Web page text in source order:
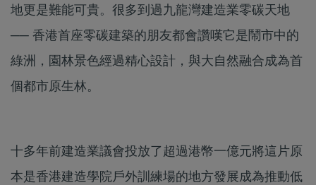
地更是難能可貴。很多到過九龍灣建造業零碳天地
── 香港首座零碳建築的朋友都會讚嘆它是鬧市中的
綠洲，園林景色經過精心設計，與大自然融合成為首
個都市原生林。
十多年前建造業議會投放了超過港幣一億元將這片原
本是香港建造學院戶外訓練場的地方發展成為推動低